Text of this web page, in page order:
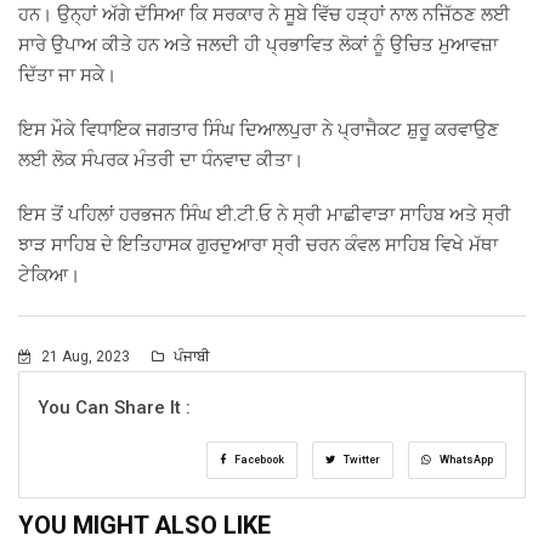
ਹਨ। ਉਨ੍ਹਾਂ ਅੱਗੇ ਦੱਸਿਆ ਕਿ ਸਰਕਾਰ ਨੇ ਸੂਬੇ ਵਿੱਚ ਹੜ੍ਹਾਂ ਨਾਲ ਨਜਿੱਠਣ ਲਈ
ਸਾਰੇ ਉਪਾਅ ਕੀਤੇ ਹਨ ਅਤੇ ਜਲਦੀ ਹੀ ਪ੍ਰਭਾਵਿਤ ਲੋਕਾਂ ਨੂੰ ਉਚਿਤ ਮੁਆਵਜ਼ਾ
ਦਿੱਤਾ ਜਾ ਸਕੇ।
ਇਸ ਮੌਕੇ ਵਿਧਾਇਕ ਜਗਤਾਰ ਸਿੰਘ ਦਿਆਲਪੁਰਾ ਨੇ ਪ੍ਰਾਜੈਕਟ ਸ਼ੁਰੂ ਕਰਵਾਉਣ
ਲਈ ਲੋਕ ਸੰਪਰਕ ਮੰਤਰੀ ਦਾ ਧੰਨਵਾਦ ਕੀਤਾ।
ਇਸ ਤੋਂ ਪਹਿਲਾਂ ਹਰਭਜਨ ਸਿੰਘ ਈ.ਟੀ.ਓ ਨੇ ਸ੍ਰੀ ਮਾਛੀਵਾੜਾ ਸਾਹਿਬ ਅਤੇ ਸ੍ਰੀ
ਝਾੜ ਸਾਹਿਬ ਦੇ ਇਤਿਹਾਸਕ ਗੁਰਦੁਆਰਾ ਸ੍ਰੀ ਚਰਨ ਕੰਵਲ ਸਾਹਿਬ ਵਿਖੇ ਮੱਥਾ
ਟੇਕਿਆ।
21 Aug, 2023 ਪੰਜਾਬੀ
You Can Share It :
Facebook Twitter WhatsApp
YOU MIGHT ALSO LIKE